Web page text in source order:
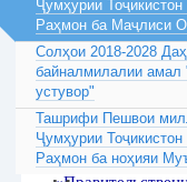
Ҷумҳурии
Раҳмон ба Маҷлиси
Солҳои 2018-2028
байналмилалии
устувор"
Ташрифи Пешвои
Ҷумҳурии
Раҳмон ба ноҳияи